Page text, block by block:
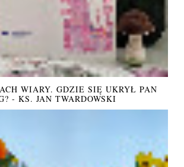
WIARY. GDZIE SIĘ UKRYŁ PAN
- KS. JAN TWARDOWSKI